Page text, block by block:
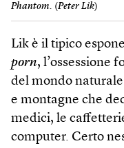
Phantom. (Peter Lik)
Lik è il tipico
porn, l’ossessione
del mondo
e montagne che
medici, le
computer. Certo